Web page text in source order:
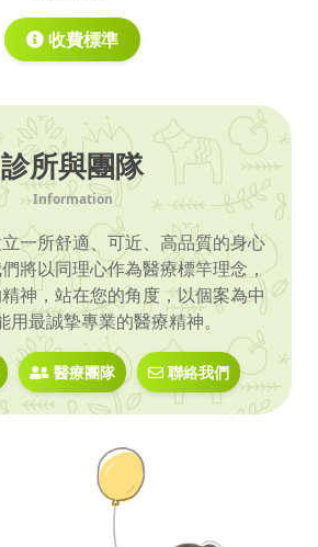
收費標準
診所與團隊
Information
一所舒適、可近、高品質的身心
將以同理心作為醫療標竿理念，
神，站在您的角度，以個案為中
用最誠摯專業的醫療精神。
醫療團隊 聯絡我們